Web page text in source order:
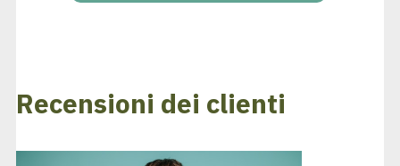
Recensioni dei clienti